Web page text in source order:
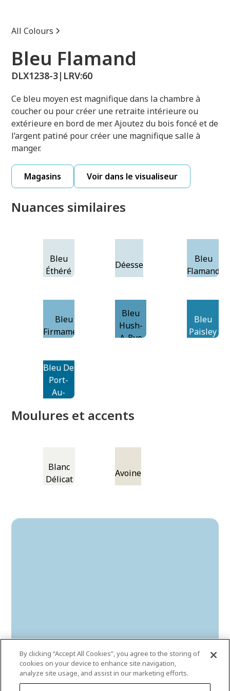
All Colours
Bleu Flamand
DLX1238-3| LRV:60
Ce bleu moyen est magnifique dans la chambre à
coucher ou pour créer une retraite intérieure ou
extérieure en bord de mer. Ajoutez du bois foncé et de
l’argent patiné pour créer une magnifique salle à
manger.
Magasins Voir dans le visualiseur
Nuances similaires
Bleu
Éthéré
Déesse
Bleu
Flamand
Bleu
Firmament
Bleu
Hush-
A-Bye
Bleu
Paisley
Bleu De
Port-
Au-
Moulures et accents
Blanc
Délicat
Avoine
By clicking “Accept All Cookies”, you agree to the storing of
cookies on your device to enhance site navigation,
analyze site usage, and assist in our marketing efforts.